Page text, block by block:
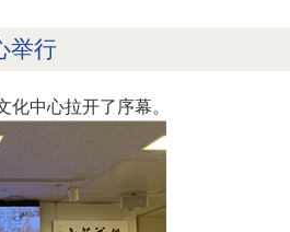
举行
中心拉开了序幕。